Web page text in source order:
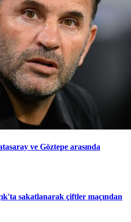
ve Göztepe arasında
sakatlanarak çiftler maçından